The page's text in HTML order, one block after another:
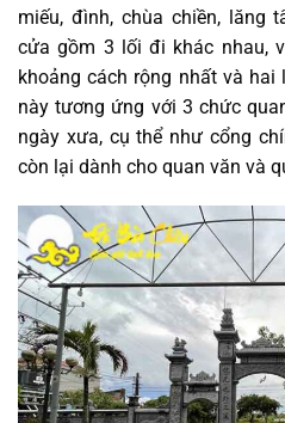
miếu, đình, chùa chiền, lăng
cửa gồm 3 lối đi khác nhau,
khoảng cách rộng nhất và
này tương ứng với 3 chức
ngày xưa, cụ thể như cổng
còn lại dành cho quan văn và